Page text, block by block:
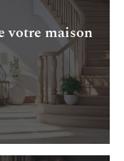
votre maison